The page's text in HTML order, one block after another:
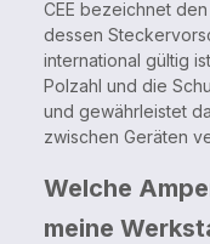
CEE bezeichnet
dessen
international gültig
Polzahl und die
und gewährleistet
zwischen Geräten
Welche
meine